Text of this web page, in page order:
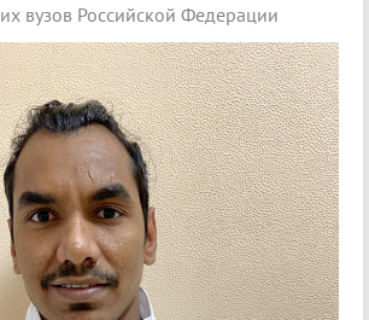
вузов Российской Федерации